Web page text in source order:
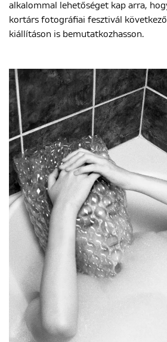
alkalommal lehetőséget kap arra,
kortárs fotográfiai fesztivál
kiállításon is bemutatkozhasson.